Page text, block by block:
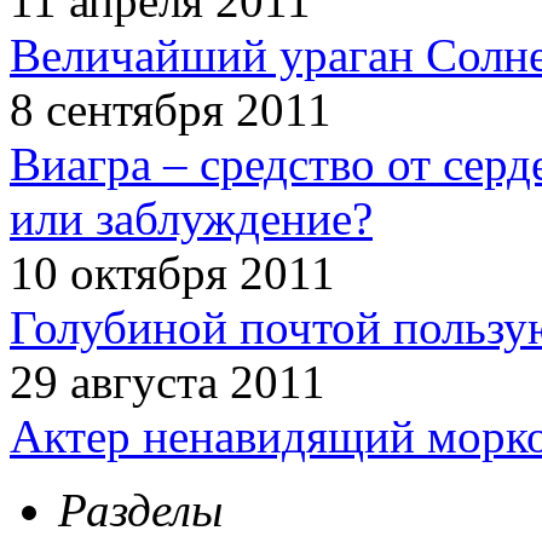
Величайший ураган
8 сентября 2011
Виагра – средство от
или заблуждение?
10 октября 2011
Голубиной почтой
29 августа 2011
Актер ненавидящий
Разделы